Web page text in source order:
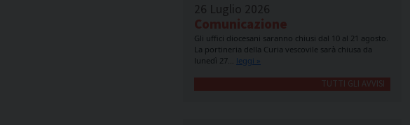
26 Luglio 2026
Comunicazione
Gli uffici diocesani saranno chiusi dal 10 al 21 agosto.
La portineria della Curia vescovile sarà chiusa da
lunedì 27… leggi »
TUTTI GLI AVVISI